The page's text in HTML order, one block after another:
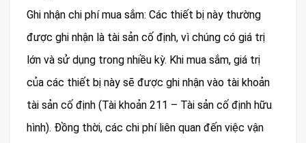
Ghi nhận chi phí mua sắm: Các thiết bị này thường
được ghi nhận là tài sản cố định, vì chúng có giá trị
lớn và sử dụng trong nhiều kỳ. Khi mua sắm, giá trị
của các thiết bị này sẽ được ghi nhận vào tài khoản
tài sản cố định (Tài khoản 211 – Tài sản cố định hữu
hình). Đồng thời, các chi phí liên quan đến việc vận